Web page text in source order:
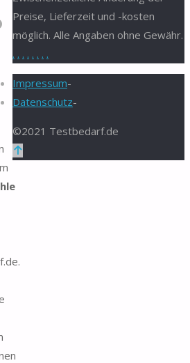
Preise, Lieferzeit und -kosten
möglich. Alle Angaben ohne Gewähr.
. . . . . . . .
Impressum-
Datenschutz-
©2021 Testbedarf.de
Zurück
oben